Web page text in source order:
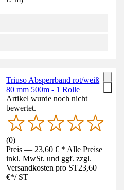
Triuso Absperrband rot/weiß
80 mm 500m - 1 Rolle
Artikel wurde noch nicht
bewertet.
(0)
Preis — 23,60 € * Alle Preise
inkl. MwSt. und ggf. zzgl.
Versandkosten pro ST23,60
€*/ ST